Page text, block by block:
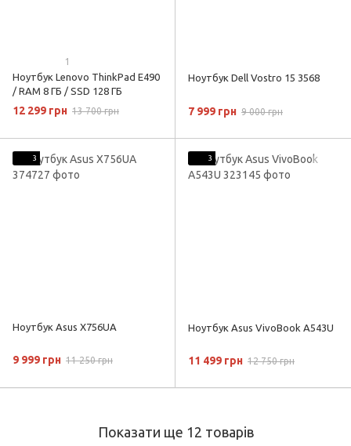
1
Ноутбук Lenovo ThinkPad E490
/ RAM 8 ГБ / SSD 128 ГБ
12 299 грн 13 700 грн
Ноутбук Dell Vostro 15 3568
7 999 грн 9 000 грн
3
Ноутбук Asus X756UA
9 999 грн 11 250 грн
3
Ноутбук Asus VivoBook A543U
11 499 грн 12 750 грн
Показати ще 12 товарів